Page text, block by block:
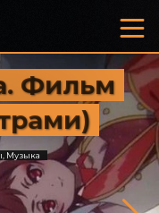
Фильм
Музыка